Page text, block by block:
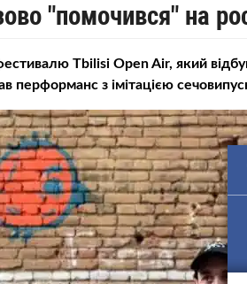
"помочився" на
Tbilisi Open Air, який
перформанс з імітацією